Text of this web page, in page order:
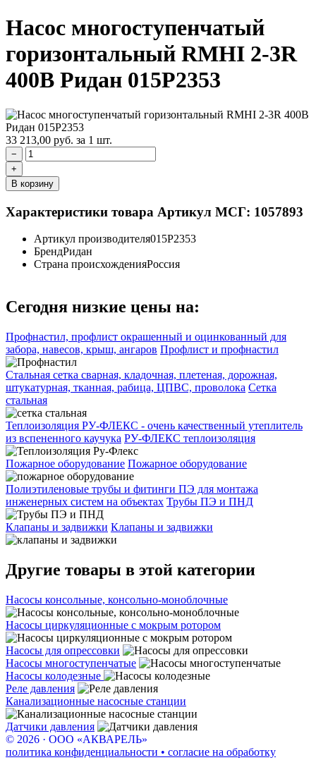
Насос многоступенчатый
горизонтальный RMHI 2-3R
400В Ридан 015P2353
33 213,00 руб. за 1 шт.
−
+
В корзину
Характеристики товара Артикул МСГ: 1057893
Артикул производителя015P2353
БрендРидан
Страна происхожденияРоссия
Сегодня низкие цены на:
Профнастил, профлист окрашенный и оцинкованный для
забора, навесов, крыш, ангаров Профлист и профнастил
Стальная сетка сварная, кладочная, плетеная, дорожная,
штукатурная, тканная, рабица, ЦПВС, проволока Сетка
стальная
Теплоизоляция РУ-ФЛЕКС - очень качественный утеплитель
из вспененного каучука РУ-ФЛЕКС теплоизоляция
Пожарное оборудование Пожарное оборудование
Полиэтиленовые трубы и фитинги ПЭ для монтажа
инженерных систем на объектах Трубы ПЭ и ПНД
Клапаны и задвижки Клапаны и задвижки
Другие товары в этой категории
Насосы консольные, консольно-моноблочные
Насосы циркуляционные с мокрым ротором
Насосы для опрессовки
Насосы многоступенчатые
Насосы колодезные
Реле давления
Канализационные насосные станции
Датчики давления
© 2026 · ООО «АКВАРЕЛЬ»
политика конфиденциальности • согласие на обработку